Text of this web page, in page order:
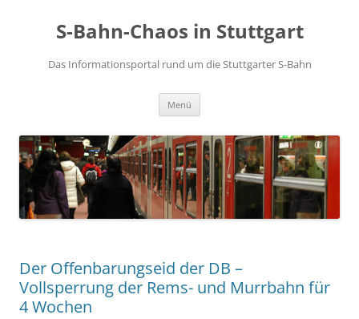
S-Bahn-Chaos in Stuttgart
Das Informationsportal rund um die Stuttgarter S-Bahn
Menü
Der Offenbarungseid der DB –
Vollsperrung der Rems- und Murrbahn für
4 Wochen